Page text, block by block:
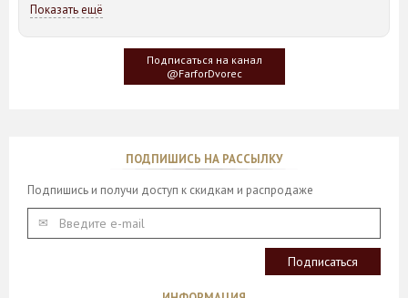
Идея такого дизайна предметов сервировки стола пришла
создателю, когда он впервые увидел дерево Гинкго Билоба,
у которого растут двойные листья, напоминающие крылья
Показать ещё
Подписаться на канал
@FarforDvorec
ПОДПИШИСЬ НА РАССЫЛКУ
Подпишись и получи доступ к скидкам и распродаже